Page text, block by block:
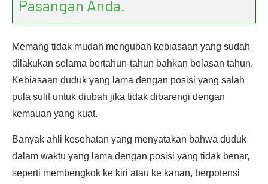
Pasangan Anda.
Memang tidak mudah mengubah kebiasaan yang sudah
dilakukan selama bertahun-tahun bahkan belasan tahun.
Kebiasaan duduk yang lama dengan posisi yang salah
pula sulit untuk diubah jika tidak dibarengi dengan
kemauan yang kuat.
Banyak ahli kesehatan yang menyatakan bahwa duduk
dalam waktu yang lama dengan posisi yang tidak benar,
seperti membengkok ke kiri atau ke kanan, berpotensi